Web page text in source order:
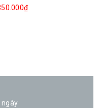
ngày